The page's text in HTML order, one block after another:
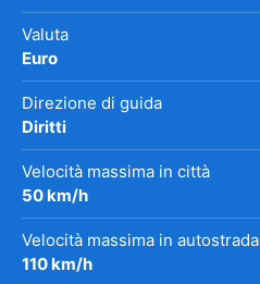
Valuta
Euro
Direzione di guida
Diritti
Velocità massima in città
50 km/h
Velocità massima in autostrada
110 km/h